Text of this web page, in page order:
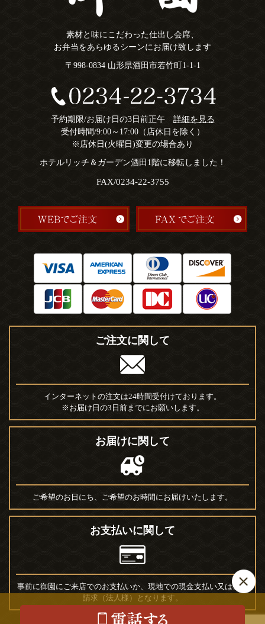
素材と味にこだわった仕出し会席、
お弁当をあらゆるシーンにお届け致します
〒998-0834 山形県酒田市若竹町1-1-1
予約期限/お届け日の3日前正午 詳細を見る
受付時間/9:00～17:00（店休日を除く）
※店休日(火曜日)変更の場合あり
ホテルリッチ＆ガーデン酒田1階に移転しました！
FAX/0234-22-3755
ご注文に関して
インターネットの注文は24時間受付けております。
※お届け日の3日前までにお願いします。
お届けに関して
ご希望のお日にち、ご希望のお時間にお届けいたします。
お支払いに関して
事前に御園にご来店でのお支払いか、現地での現金支払い又は後日
請求（法人様）となります。